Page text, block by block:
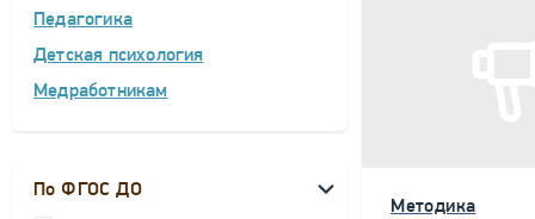
Педагогика
Детская психология
Медработникам
По ФГОС ДО
Методика